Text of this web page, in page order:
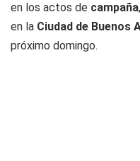
en los actos de campaña
en la Ciudad de Buenos
próximo domingo.